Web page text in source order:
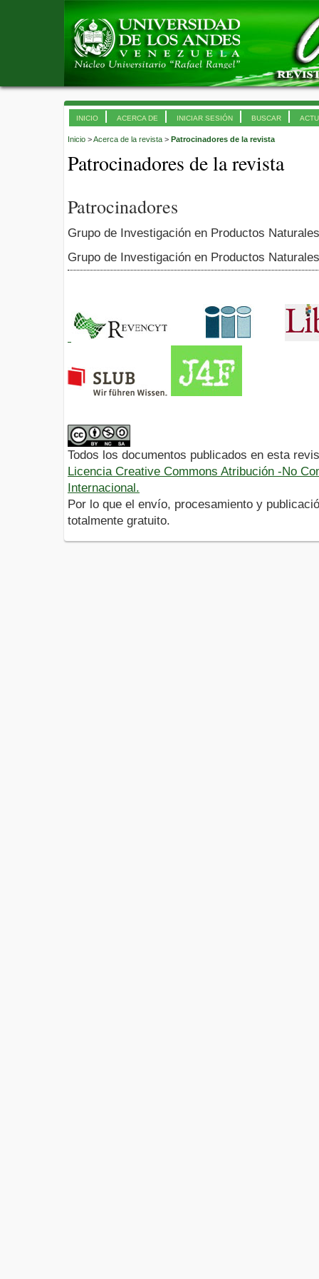
INICIO ACERCA DE INICIAR SESIÓN BUSCAR
Inicio >Acerca de la revista > Patrocinadores de la revista
Patrocinadores de la revista
Patrocinadores
Grupo de Investigación en Productos
Grupo de Investigación en Productos Naturales
Todos los documentos publicados en esta
Licencia Creative Commons Atribución -No
Internacional.
Por lo que el envío, procesamiento y
totalmente gratuito.